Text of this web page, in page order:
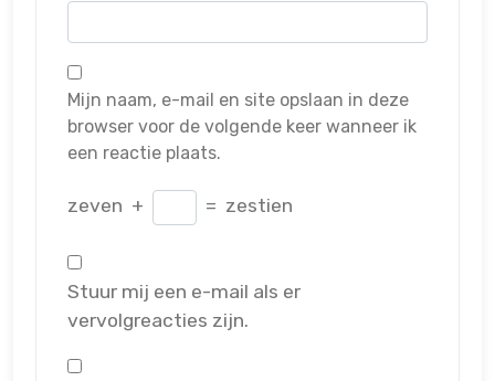
Mijn naam, e-mail en site opslaan in deze
browser voor de volgende keer wanneer ik
een reactie plaats.
zeven + = zestien
Stuur mij een e-mail als er
vervolgreacties zijn.